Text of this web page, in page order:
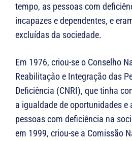
tempo, as pessoas com
incapazes e dependentes, e
excluídas da sociedade.
Em 1976, criou-se o Conselho
Reabilitação e Integração das
Deficiência (CNRI), que tinha
a igualdade de oportunidades e
pessoas com deficiência na
em 1999, criou-se a Comissão